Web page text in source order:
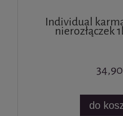
Individual
nierozłączek
do